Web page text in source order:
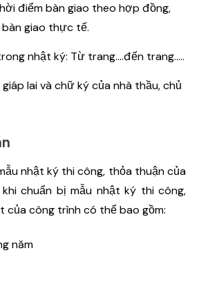
điểm bàn giao theo hợp đồng,
giao thực tế.
nhật ký: Từ trang….đến trang…..
lai và chữ ký của nhà thầu, chủ
nhật ký thi công, thỏa thuận của
chuẩn bị mẫu nhật ký thi công,
của công trình có thể bao gồm:
năm